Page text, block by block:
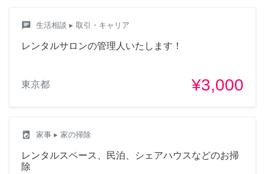
chat 生活相談 ▸ 取引・キャリア
レンタルサロンの管理人いたします！
東京都 ¥3,000
local_laundry_service 家事 ▸ 家の掃除
レンタルスペース、民泊、シェアハウスなどのお掃
除